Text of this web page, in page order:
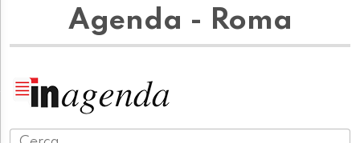
Agenda - Roma